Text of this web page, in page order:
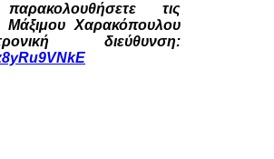
τις
Μάξιμου Χαρακόπουλου
διεύθυνση: